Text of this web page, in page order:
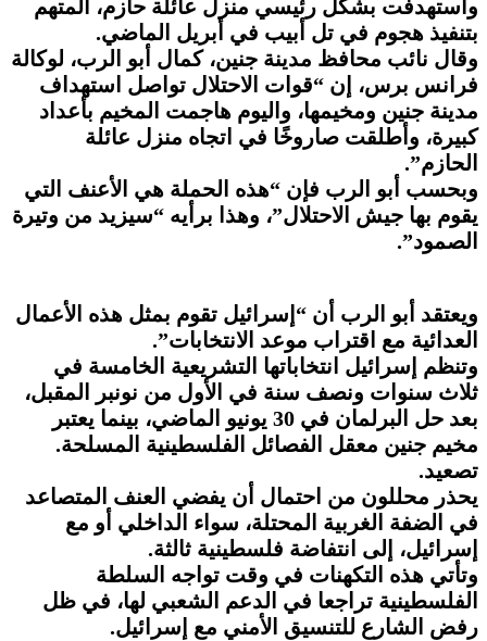
واستهدفت بشكل رئيسي منزل عائلة حازم، المتهم
بتنفيذ هجوم في تل أبيب في أبريل الماضي.
وقال نائب محافظ مدينة جنين، كمال أبو الرب، لوكالة
فرانس برس، إن “قوات الاحتلال تواصل استهداف
مدينة جنين ومخيمها، واليوم هاجمت المخيم بأعداد
كبيرة، وأطلقت صاروخًا في اتجاه منزل عائلة
الحازم”.
وبحسب أبو الرب فإن “هذه الحملة هي الأعنف التي
يقوم بها جيش الاحتلال”، وهذا برأيه “سيزيد من وتيرة
الصمود”.
ويعتقد أبو الرب أن “إسرائيل تقوم بمثل هذه الأعمال
العدائية مع اقتراب موعد الانتخابات”.
وتنظم إسرائيل انتخاباتها التشريعية الخامسة في
ثلاث سنوات ونصف سنة في الأول من نونبر المقبل،
بعد حل البرلمان في 30 يونيو الماضي، بينما يعتبر
مخيم جنين معقل الفصائل الفلسطينية المسلحة.
تصعيد.
يحذر محللون من احتمال أن يفضي العنف المتصاعد
في الضفة الغربية المحتلة، سواء الداخلي أو مع
إسرائيل، إلى انتفاضة فلسطينية ثالثة.
وتأتي هذه التكهنات في وقت تواجه السلطة
الفلسطينية تراجعا في الدعم الشعبي لها، في ظل
رفض الشارع للتنسيق الأمني مع إسرائيل.